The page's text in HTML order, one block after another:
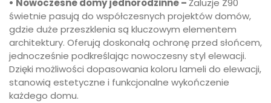
• Nowoczesne domy jednorodzinne –Żaluzje Z90
świetnie pasują do współczesnych projektów domów,
gdzie duże przeszklenia są kluczowym elementem
architektury. Oferują doskonałą ochronę przed słońcem,
jednocześnie podkreślając nowoczesny styl elewacji.
Dzięki możliwości dopasowania koloru lameli do elewacji,
stanowią estetyczne i funkcjonalne wykończenie
każdego domu.